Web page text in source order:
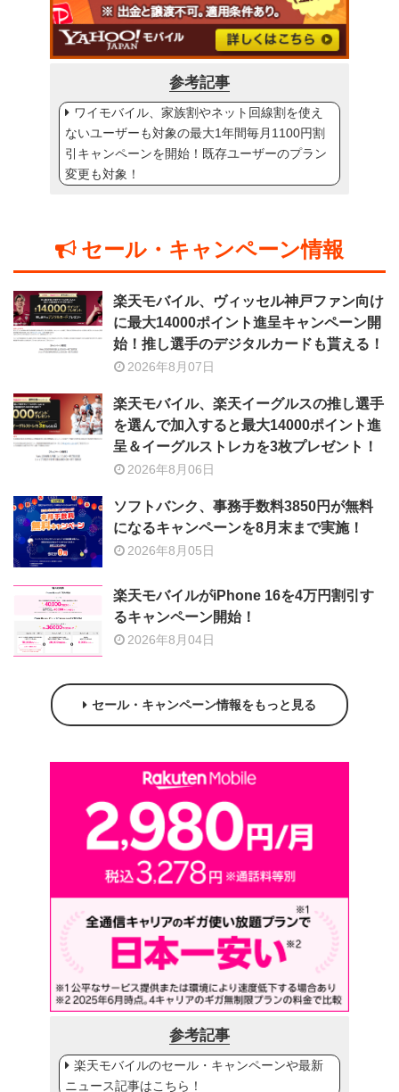
参考記事
ワイモバイル、家族割やネット回線割を使え
ないユーザーも対象の最大1年間毎月1100円割
引キャンペーンを開始！既存ユーザーのプラン
変更も対象！
セール・キャンペーン情報
楽天モバイル、ヴィッセル神戸ファン向け
に最大14000ポイント進呈キャンペーン開
始！推し選手のデジタルカードも貰える！
2026年8月07日
楽天モバイル、楽天イーグルスの推し選手
を選んで加入すると最大14000ポイント進
呈＆イーグルストレカを3枚プレゼント！
2026年8月06日
ソフトバンク、事務手数料3850円が無料
になるキャンペーンを8月末まで実施！
2026年8月05日
楽天モバイルがiPhone 16を4万円割引す
るキャンペーン開始！
2026年8月04日
セール・キャンペーン情報をもっと見る
参考記事
楽天モバイルのセール・キャンペーンや最新
ニュース記事はこちら！